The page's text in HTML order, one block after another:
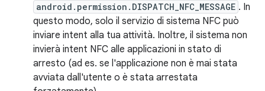
android.permission.DISPATCH_NFC_MESSAGE . In
questo modo, solo il servizio di sistema NFC può
inviare intent alla tua attività. Inoltre, il sistema non
invierà intent NFC alle applicazioni in stato di
arresto (ad es. se l'applicazione non è mai stata
avviata dall'utente o è stata arrestata